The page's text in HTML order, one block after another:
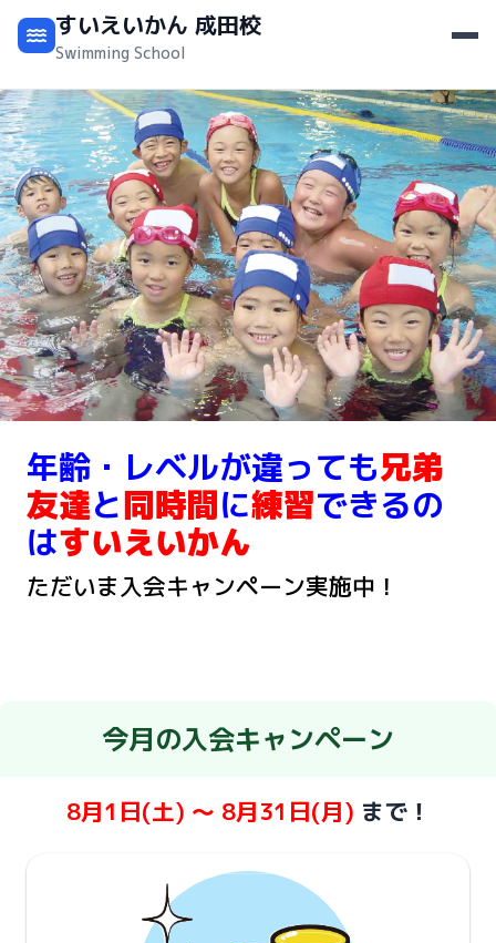
すいえいかん 成田校
Swimming School
年齢・レベルが違っても兄弟
友達と同時間に練習できるの
はすいえいかん
ただいま入会キャンペーン実施中！
今月の入会キャンペーン
8月1日(土) ～ 8月31日(月) まで！